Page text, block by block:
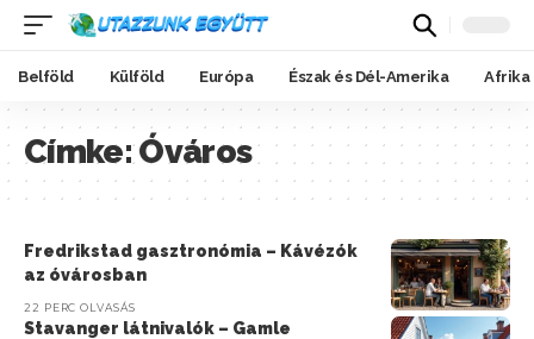
Belföld Külföld Európa Észak és Dél-Amerika Afrika
Címke:Óváros
Fredrikstad gasztronómia – Kávézók
az óvárosban
22 PERC OLVASÁS
Stavanger látnivalók – Gamle